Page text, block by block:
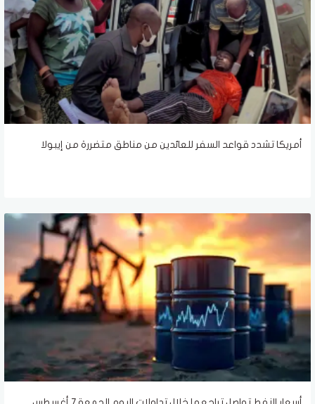
أمريكا تشدد قواعد السفر للعائدين من مناطق متضررة من إيبولا